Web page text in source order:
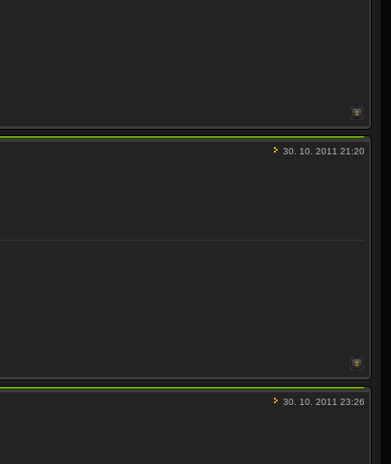
30. 10. 2011 21:20
30. 10. 2011 23:26